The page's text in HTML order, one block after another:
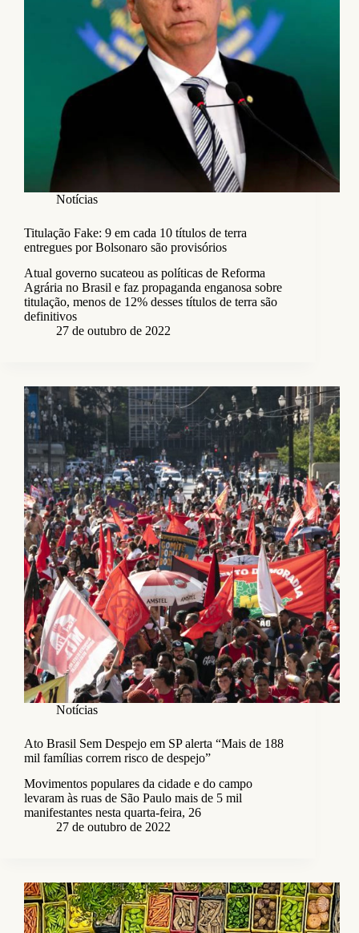
Notícias
Titulação Fake: 9 em cada 10 títulos de terra
entregues por Bolsonaro são provisórios
Atual governo sucateou as políticas de Reforma
Agrária no Brasil e faz propaganda enganosa sobre
titulação, menos de 12% desses títulos de terra são
definitivos
27 de outubro de 2022
Notícias
Ato Brasil Sem Despejo em SP alerta “Mais de 188
mil famílias correm risco de despejo”
Movimentos populares da cidade e do campo
levaram às ruas de São Paulo mais de 5 mil
manifestantes nesta quarta-feira, 26
27 de outubro de 2022